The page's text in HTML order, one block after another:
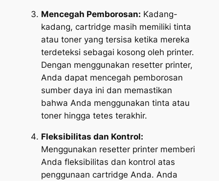
Mencegah Pemborosan: Kadang-
kadang, cartridge masih memiliki tinta
atau toner yang tersisa ketika mereka
terdeteksi sebagai kosong oleh printer.
Dengan menggunakan resetter printer,
Anda dapat mencegah pemborosan
sumber daya ini dan memastikan
bahwa Anda menggunakan tinta atau
toner hingga tetes terakhir.
Fleksibilitas dan Kontrol:
Menggunakan resetter printer memberi
Anda fleksibilitas dan kontrol atas
penggunaan cartridge Anda. Anda